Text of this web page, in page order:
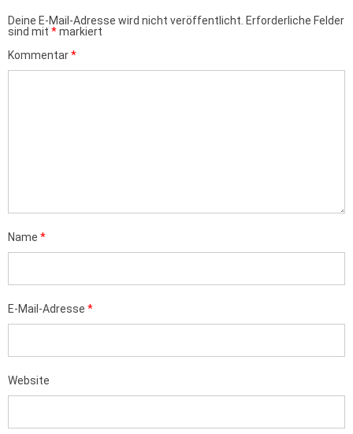
Deine E-Mail-Adresse wird nicht veröffentlicht. Erforderliche Felder
sind mit *markiert
Kommentar*
Name *
E-Mail-Adresse *
Website